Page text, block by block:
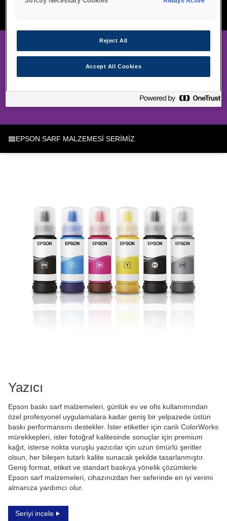
SARF MALZEMESİ SERİMİZ
EPSON SARF MALZEMESİ SERİMİZ
Yazıcı
Epson baskı sarf malzemeleri, günlük ev ve ofis kullanımından
özel profesyonel uygulamalara kadar geniş bir yelpazede üstün
baskı performansını destekler. İster etiketler için canlı ColorWorks
mürekkepleri, ister fotoğraf kalitesinde sonuçlar için premium
kağıt, isterse nokta vuruşlu yazıcılar için uzun ömürlü şeritler
olsun, her bileşen tutarlı kalite sunacak şekilde tasarlanmıştır.
Geniş format, etiket ve standart baskıya yönelik çözümlerle
Epson sarf malzemeleri, cihazınızdan her seferinde en iyi verimi
almanıza yardımcı olur.
Seriyi incele
Reject All
Accept All Cookies